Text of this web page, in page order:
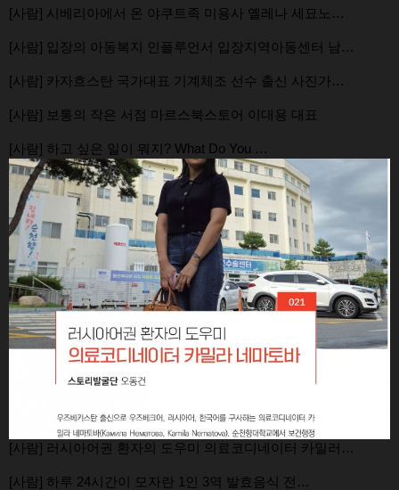
[사람] 시베리아에서 온 야쿠트족 미용사 옐레나 세묘노…
[사람] 입장의 아동복지 인플루언서 입장지역아동센터 남…
[사람] 카자흐스탄 국가대표 기계체조 선수 출신 사진가…
[사람] 보통의 작은 서점 마르스북스토어 이대용 대표
[사람] 하고 싶은 일이 뭐지? What Do You …
[사람] 러시아어권 환자의 도우미 의료코디네이터 카밀러…
[사람] 하루 24시간이 모자란 1인 3역 발효음식 전…